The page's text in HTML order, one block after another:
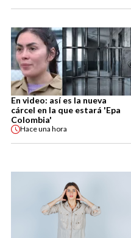
En video: así es la nueva
cárcel en la que estará 'Epa
Colombia'
Haceuna hora